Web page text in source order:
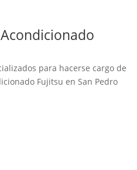
para hacerse cargo de
Fujitsu en San Pedro